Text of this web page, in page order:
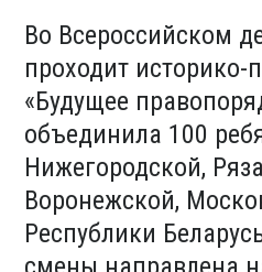
Во Всероссийском
проходит историко-
«Будущее
объединила 100
Нижегородской,
Воронежской,
Республики